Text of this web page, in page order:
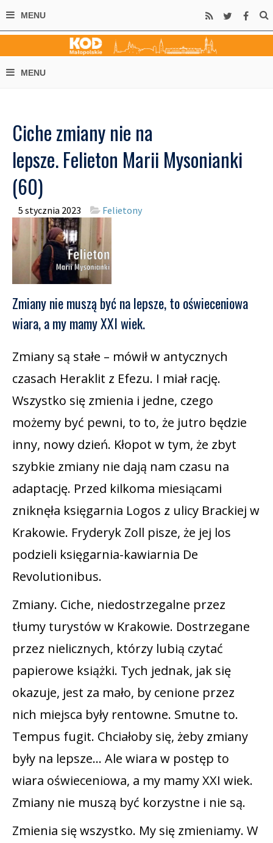
Ciche zmiany nie na
lepsze. Felieton Marii Mysonianki
(60)
5 stycznia 2023 Felietony
Zmiany nie muszą być na lepsze, to oświeceniowa
wiara, a my mamy XXI wiek.
Zmiany są stałe – mówił w antycznych
czasach Heraklit z Efezu. I miał rację.
Wszystko się zmienia i jedne, czego
możemy być pewni, to to, że jutro będzie
inny, nowy dzień. Kłopot w tym, że zbyt
szybkie zmiany nie dają nam czasu na
adaptację. Przed kilkoma miesiącami
zniknęła księgarnia Logos z ulicy Brackiej w
Krakowie. Fryderyk Zoll pisze, że jej los
podzieli księgarnia-kawiarnia De
Revolutionibus.
Zmiany. Ciche, niedostrzegalne przez
tłumy turystów w Krakowie. Dostrzegane
przez nielicznych, którzy lubią czytać
papierowe książki. Tych jednak, jak się
okazuje, jest za mało, by cenione przez
nich miejsca były rentowne. Smutne to.
Tempus fugit. Chciałoby się, żeby zmiany
były na lepsze… Ale wiara w postęp to
wiara oświeceniowa, a my mamy XXI wiek.
Zmiany nie muszą być korzystne i nie są.
Zmienia się wszystko. My się zmieniamy. W